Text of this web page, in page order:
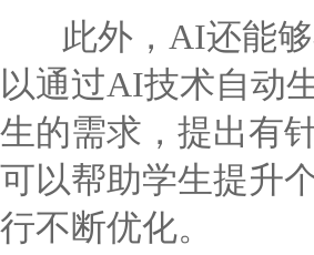
此外，AI还能够
以通过AI技术自动
生的需求，提出有
可以帮助学生提升
行不断优化。